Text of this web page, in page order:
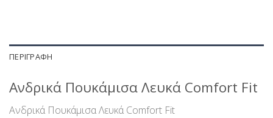
ΠΕΡΙΓΡΑΦΉ
Ανδρικά Πουκάμισα Λευκά Comfort Fit
Ανδρικά Πουκάμισα Λευκά Comfort Fit